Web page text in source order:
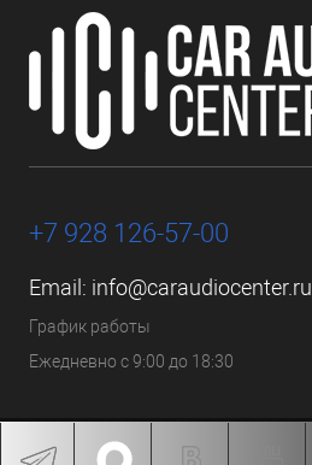
+7 928 126-57-00
Email: info@caraudiocenter.ru
График работы
Ежедневно с 9:00 до 18:30